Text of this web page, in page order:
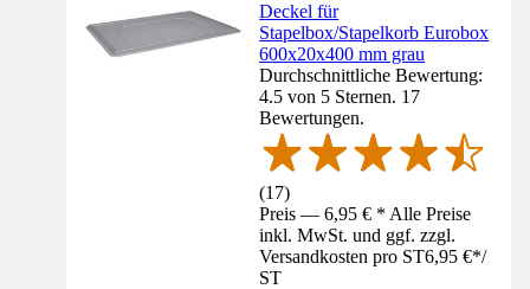
Deckel für
Stapelbox/Stapelkorb Eurobox
600x20x400 mm grau
Durchschnittliche Bewertung:
4.5 von 5 Sternen. 17
Bewertungen.
(17)
Preis — 6,95 € * Alle Preise
inkl. MwSt. und ggf. zzgl.
Versandkosten pro ST6,95 €*/
ST